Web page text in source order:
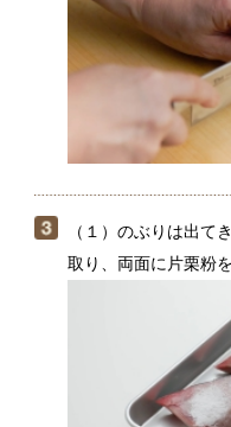
（１）のぶりは出てきた
取り、両面に片栗粉を薄
フライパンにサラダ油を
りを並べる。表面がパリ
し、もう一方の面も同様